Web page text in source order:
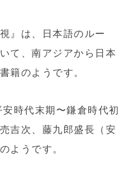
』は、
日本語のルー
て、南アジアから日本
籍のようです。
時代末期〜鎌倉時代初
吉次、藤九郎盛長（安
ようです。